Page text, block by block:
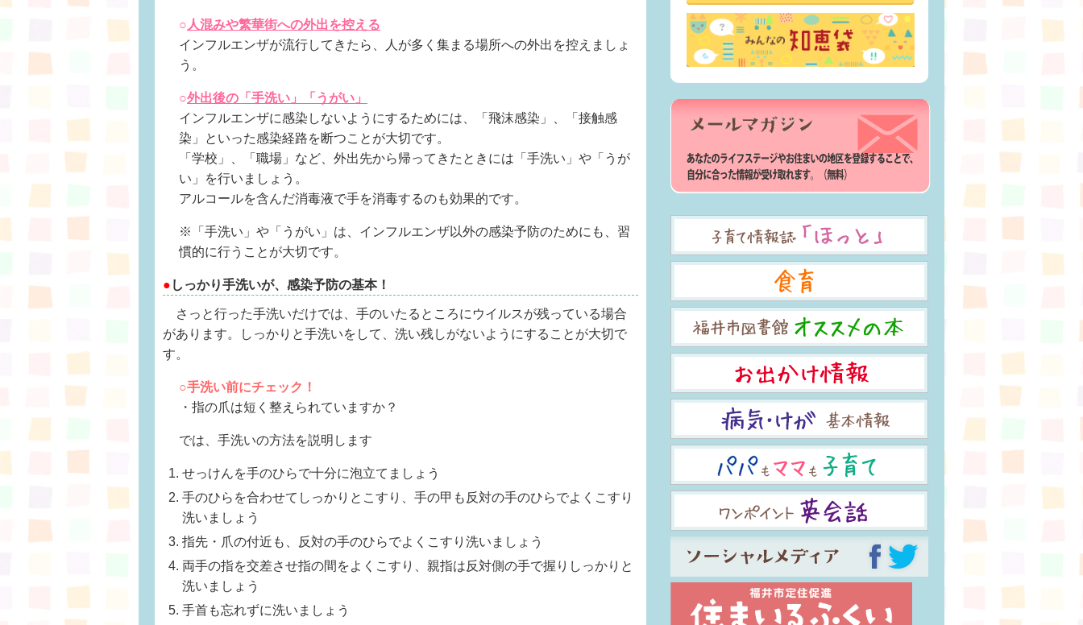
○ 人混みや繁華街への外出を控える
インフルエンザが流行してきたら、人が多く集まる場所への外出を控えましょ
う。
○外出後の「手洗い」「うがい」
インフルエンザに感染しないようにするためには、「飛沫感染」、「接触感
染」といった感染経路を断つことが大切です。
「学校」、「職場」など、外出先から帰ってきたときには「手洗い」や「うが
い」を行いましょう。
アルコールを含んだ消毒液で手を消毒するのも効果的です。
※「手洗い」や「うがい」は、インフルエンザ以外の感染予防のためにも、習
慣的に行うことが大切です。
● しっかり手洗いが、感染予防の基本！
さっと行った手洗いだけでは、手のいたるところにウイルスが残っている場合
があります。しっかりと手洗いをして、洗い残しがないようにすることが大切で
す。
○手洗い前にチェック！
・指の爪は短く整えられていますか？
では、手洗いの方法を説明します
せっけんを手のひらで十分に泡立てましょう
手のひらを合わせてしっかりとこすり、手の甲も反対の手のひらでよくこすり
洗いましょう
指先・爪の付近も、反対の手のひらでよくこすり洗いましょう
両手の指を交差させ指の間をよくこすり、親指は反対側の手で握りしっかりと
洗いましょう
手首も忘れずに洗いましょう